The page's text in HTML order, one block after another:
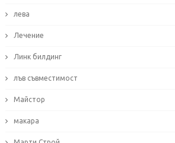
лева
Лечение
Линк билдинг
лъв съвместимост
Майстор
макара